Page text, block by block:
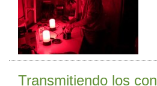
Transmitiendo los